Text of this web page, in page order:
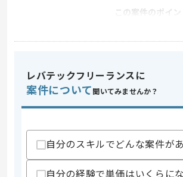
この案件のポイン
特徴
スキル
・システム開発
スキルに不安があ
レバテックフリーランスに
案件について 聞いてみませんか？
自分のスキルでどんな案件が
自分の経験で単価はいくらに